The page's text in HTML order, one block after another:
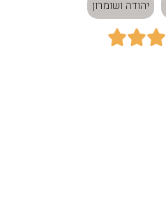
יהודה ושומרון


